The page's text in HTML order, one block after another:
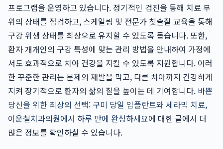
프로그램을 운영하고 있습니다. 정기적인 검진을 통해 치료 부
위의 상태를 점검하고, 스케일링 및 전문가 칫솔질 교육을 통해
구강 위생 상태를 최상으로 유지할 수 있도록 돕습니다. 또한,
환자 개개인의 구강 특성에 맞는 관리 방법을 안내하여 가정에
서도 효과적으로 치아 건강을 지킬 수 있도록 지원합니다. 이러
한 꾸준한 관리는 문제의 재발을 막고, 다른 치아까지 건강하게
지켜 장기적으로 환자의 삶의 질을 높이는 데 기여합니다. 바쁜
당신을 위한 최상의 선택: 구미 당일 임플란트와 세라믹 치료,
이운철치과의원에서 하루 만에 완성하세요에 대한 글에서 더
많은 정보를 확인하실 수 있습니다.